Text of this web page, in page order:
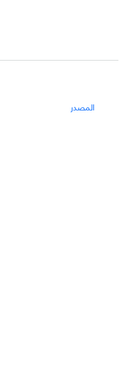
المصدر